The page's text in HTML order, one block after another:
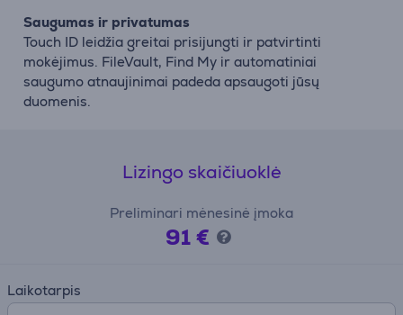
Saugumas ir privatumas
Touch ID leidžia greitai prisijungti ir patvirtinti
mokėjimus. FileVault, Find My ir automatiniai
saugumo atnaujinimai padeda apsaugoti jūsų
duomenis.
Lizingo skaičiuoklė
Preliminari mėnesinė įmoka
91 €
Laikotarpis